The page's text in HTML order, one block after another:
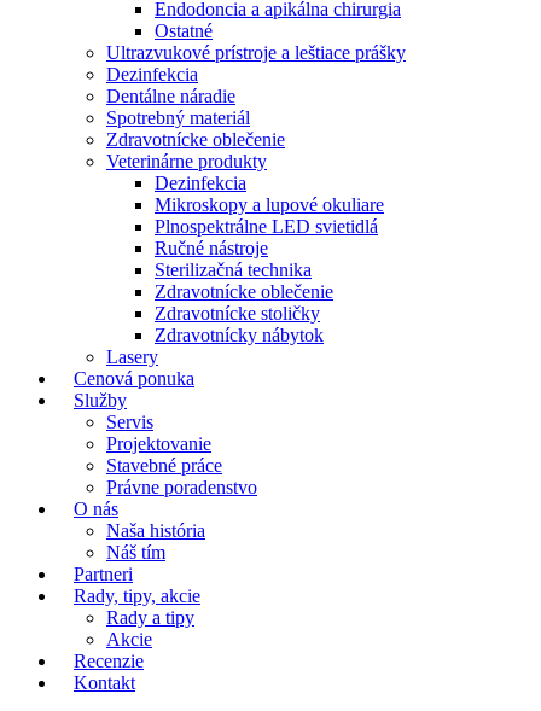
Endodoncia a apikálna chirurgia
Ostatné
Ultrazvukové prístroje a leštiace prášky
Dezinfekcia
Dentálne náradie
Spotrebný materiál
Zdravotnícke oblečenie
Veterinárne produkty
Dezinfekcia
Mikroskopy a lupové okuliare
Plnospektrálne LED svietidlá
Ručné nástroje
Sterilizačná technika
Zdravotnícke oblečenie
Zdravotnícke stoličky
Zdravotnícky nábytok
Lasery
Cenová ponuka
Služby
Servis
Projektovanie
Stavebné práce
Právne poradenstvo
O nás
Naša história
Náš tím
Partneri
Rady, tipy, akcie
Rady a tipy
Akcie
Recenzie
Kontakt